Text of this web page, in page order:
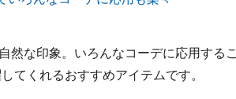
然な印象。いろんなコーデに応用するこ
てくれるおすすめアイテムです。